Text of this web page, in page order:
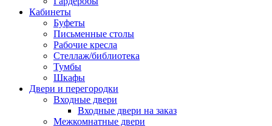
Кабинеты
Буфеты
Письменные столы
Рабочие кресла
Стеллаж/библиотека
Тумбы
Шкафы
Двери и перегородки
Входные двери
Входные двери на заказ
Межкомнатные двери